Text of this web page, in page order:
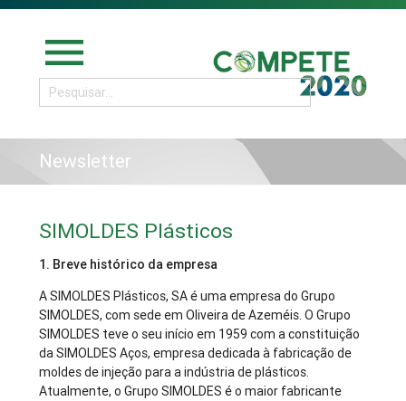
menu
Newsletter
SIMOLDES Plásticos
1. Breve histórico da empresa
A SIMOLDES Plásticos, SA é uma empresa do Grupo
SIMOLDES, com sede em Oliveira de Azeméis. O Grupo
SIMOLDES teve o seu início em 1959 com a constituição
da SIMOLDES Aços, empresa dedicada à fabricação de
moldes de injeção para a indústria de plásticos.
Atualmente, o Grupo SIMOLDES é o maior fabricante